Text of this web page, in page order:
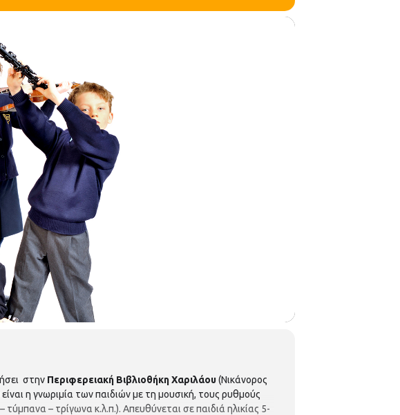
στην Περιφερειακή Βιβλιοθήκη Χαριλάου(Νικάνορος
η γνωριμία των παιδιών με τη μουσική, τους ρυθμούς
– τρίγωνα κ.λ.π.). Απευθύνεται σε παιδιά ηλικίας 5-